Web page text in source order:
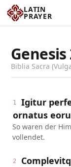
LATIN
PRAYER
Genesis
Biblia Sacra
1
Igitur
ornatus
So waren der
vollendet.
2